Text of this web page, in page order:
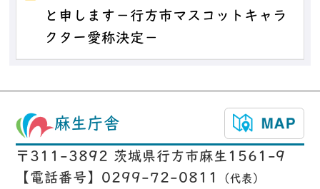
と申します－行方市マスコットキャラ
クター愛称決定－
麻生庁舎
〒311-3892 茨城県行方市麻生1561-9
【電話番号】0299-72-0811
（代表）